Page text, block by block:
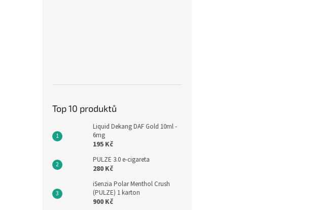
Top 10 produktů
Liquid Dekang DAF Gold 10ml -
6mg
195 Kč
PULZE 3.0 e-cigareta
280 Kč
iSenzia Polar Menthol Crush
(PULZE) 1 karton
900 Kč